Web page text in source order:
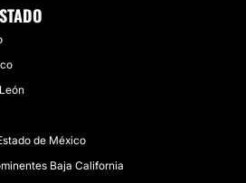
de México
Baja California